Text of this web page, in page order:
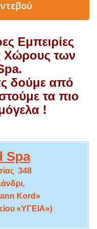
Εμπειρίες
Χώρους των
δούμε από
τα πιο
!
Spa
348
Kord»
«ΥΓΕΙΑ»)